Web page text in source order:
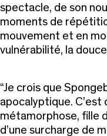
spectacle, de son
moments de
mouvement et en
vulnérabilité, la
Je crois que
apocalyptique.
métamorphose, fille
d’une surcharge de